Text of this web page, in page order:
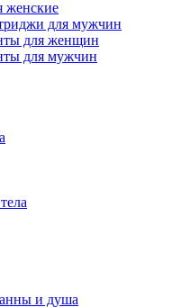
женские
для мужчин
для женщин
для мужчин
и душа